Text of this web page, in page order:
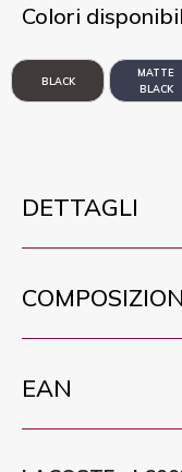
Colori
BLACK
MATTE
BLACK
DETTAGLI
EAN